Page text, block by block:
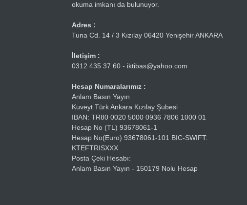
okuma imkanı da bulunuyor.
Adres :
Tuna Cd. 14 / 3 Kızılay 06420 Yenişehir ANKARA
İletişim :
0312 435 37 60 - iktibas@yahoo.com
Hesap Numaralarımız :
Anlam Basın Yayın
Kuveyt Türk Ankara Kızılay Şubesi
IBAN: TR80 0020 5000 0936 7806 1000 01
Hesap No (TL) 93678061-1
Hesap No(Euro) 93678061-101 BIC-SWIFT:
KTEFTRISXXX
Posta Çeki Hesabı:
Anlam Basın Yayın - 150179 Nolu Hesap